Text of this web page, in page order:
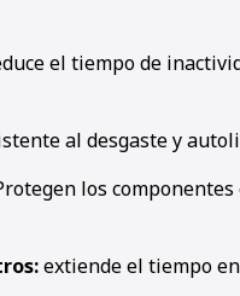
el tiempo de
al desgaste y
los
extiende el tiempo